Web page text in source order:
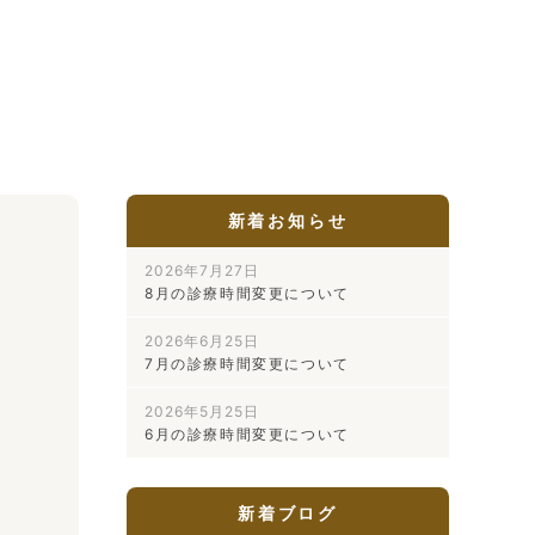
新着お知らせ
2026年7月27日
8月の診療時間変更について
2026年6月25日
7月の診療時間変更について
2026年5月25日
6月の診療時間変更について
新着ブログ